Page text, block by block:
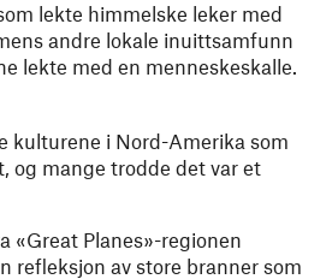
lekte himmelske leker med
andre lokale inuittsamfunn
lekte med en menneskeskalle.
kulturene i Nord-Amerika som
og mange trodde det var et
«Great Planes»-regionen
refleksjon av store branner som